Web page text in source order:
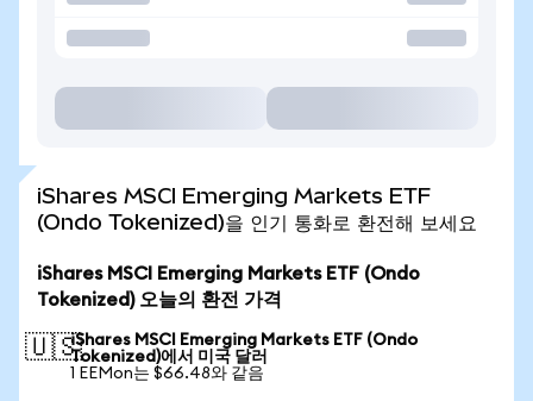
iShares MSCI Emerging Markets ETF
(Ondo Tokenized)을 인기 통화로 환전해 보세요
iShares MSCI Emerging Markets ETF (Ondo
Tokenized) 오늘의 환전 가격
🇺🇸iShares MSCI Emerging Markets ETF (Ondo
Tokenized)에서 미국 달러
1 EEMon는 $66.48와 같음